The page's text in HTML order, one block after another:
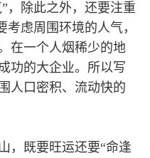
，除此之外，还要注重
考虑周围环境的人气，
在一个人烟稀少的地
功的大企业。所以写
人口密积、流动快的
，既要旺运还要“命逢